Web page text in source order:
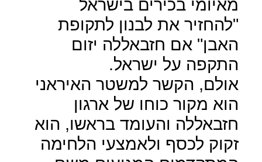
מאיומי בכירים בישראל
"להחזיר את לבנון לתקופת
האבן" אם חזבאללה יזום
התקפה על ישראל.
אולם, הקשר למשטר האיראני
הוא מקור כוחו של ארגון
חזבאללה והעומד בראשו, הוא
זקוק לכסף ולאמצעי הלחימה